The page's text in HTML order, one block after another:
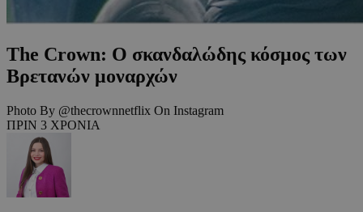
The Crown: Ο σκανδαλώδης κόσμος των
Βρετανών μοναρχών
Photo By @thecrownnetflix On Instagram
ΠΡΙΝ 3 ΧΡΟΝΙΑ